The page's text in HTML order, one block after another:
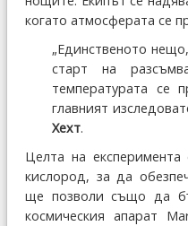
когато атмосферата се
„Единственото
старт на
температурата се
главният
Хехт.
Целта на
кислород, за да
ще позволи също да
космическия апарат